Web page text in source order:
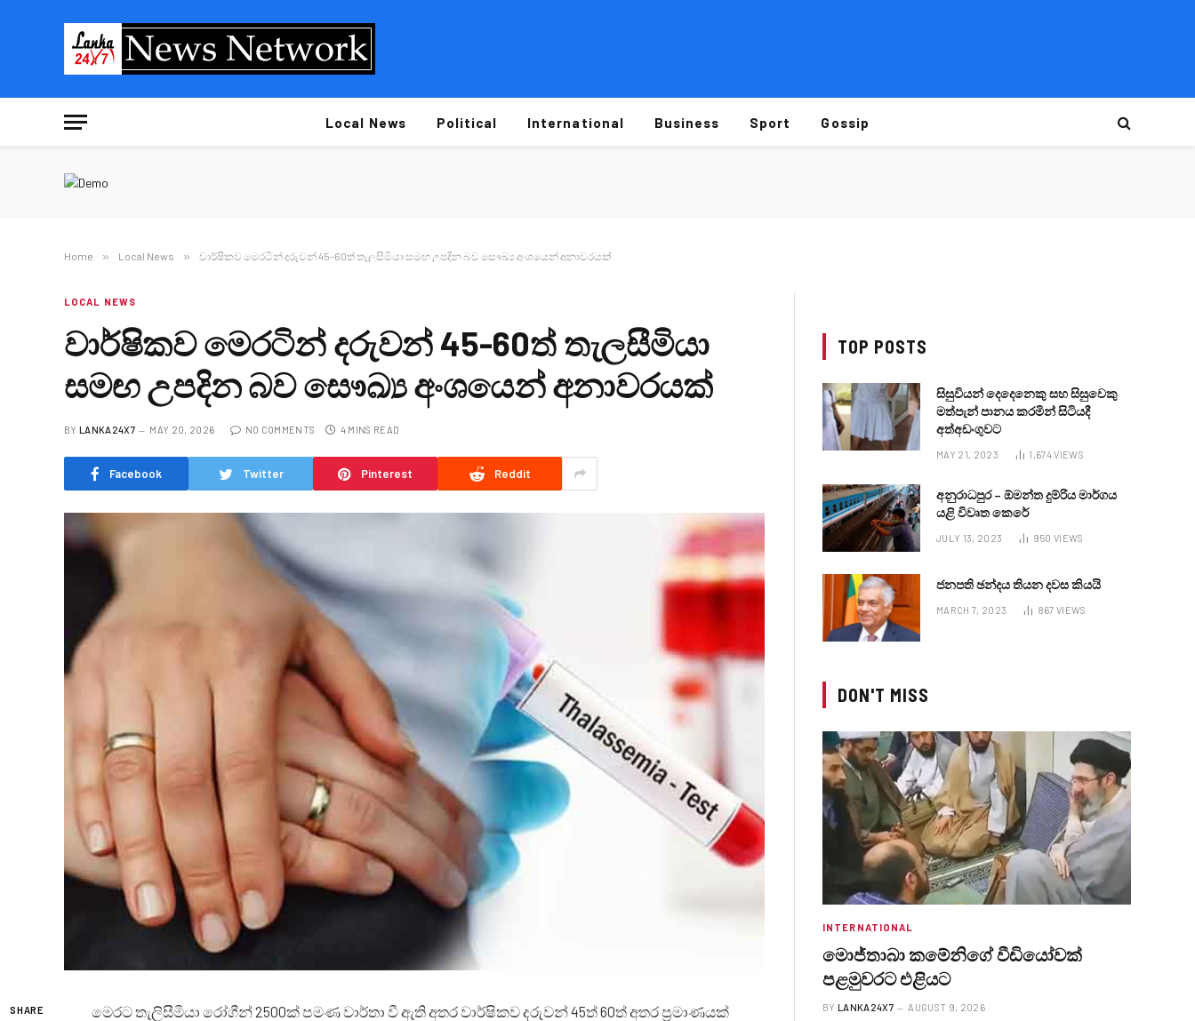
Local News Political International Business Sport Gossip
Home » Local News » වාර්ෂිකව මෙරටින් දරුවන් 45-60ත් තැලසීමියා සමඟ උපදින බව සෞඛ්‍ය අංශයෙන් අනාවරයක්
LOCAL NEWS
වාර්ෂිකව මෙරටින් දරුවන් 45-60ත් තැලසීමියා
සමඟ උපදින බව සෞඛ්‍ය අංශයෙන් අනාවරයක්
BY LANKA24X7 MAY 20, 2026 NO COMMENTS 4 MINS READ
Facebook Twitter Pinterest Reddit
SHARE
මෙරට තැලිසීමියා රෝගීන් 2500ක් පමණ වාර්තා වී ඇති අතර වාර්ෂිකව දරුවන් 45ත් 60ත් අතර ප්‍රමාණයක්
TOP POSTS
සිසුවියන් දෙදෙනෙකු සහ සිසුවෙකු
මත්පැන් පානය කරමින් සිටියදී
අත්අඩංගුවට
MAY 21, 2023 1,674VIEWS
අනුරාධපුර – ඕමන්ත දුම්රිය මාර්ගය
යළි විවෘත කෙරේ
JULY 13, 2023 950 VIEWS
ජනපති ඡන්දය තියන දවස කියයි
MARCH 7, 2023 867 VIEWS
DON'T MISS
INTERNATIONAL
මොජ්තාබා කමේනිගේ වීඩියෝවක්
පළමුවරට එළියට
BY LANKA24X7 AUGUST 9, 2026